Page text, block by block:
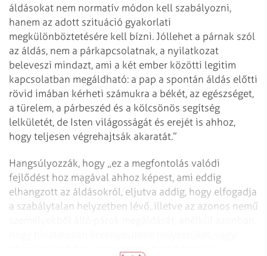
áldásokat nem normatív módon kell szabályozni,
hanem az adott szituáció gyakorlati
megkülönböztetésére kell bízni. Jóllehet a párnak szól
az áldás, nem a párkapcsolatnak, a nyilatkozat
beleveszi mindazt, ami a két ember közötti legitim
kapcsolatban megáldható: a pap a spontán áldás előtti
rövid imában kérheti számukra a békét, az egészséget,
a türelem, a párbeszéd és a kölcsönös segítség
lelkületét, de Isten világosságát és erejét is ahhoz,
hogy teljesen végrehajtsák akaratát.”
Hangsúlyozzák, hogy „ez a megfontolás valódi
fejlődést hoz magával ahhoz képest, ami eddig
elhangzott az áldásokról, eljutva addig, hogy elfogadja
a szabálytalan helyzetben lévő, illetve az azonos nemű